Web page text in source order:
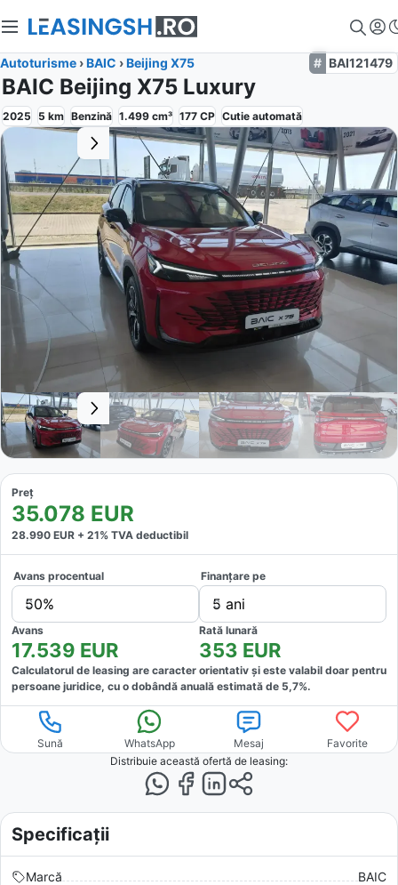
Autoturisme ›BAIC ›Beijing X75 BAI121479
BAIC Beijing X75 Luxury
2025 5 km Benzină 1.499 cm³ 177 CP Cutie automată
Preț
35.078 EUR
28.990 EUR + 21% TVA deductibil
Avans procentual
50%
Finanțare pe
5 ani
Avans
17.539 EUR
Rată lunară
353 EUR
Calculatorul de leasing are caracter orientativ și este valabil doar pentru
persoane juridice, cu o dobândă anuală estimată de 5,7%.
Sună WhatsApp Mesaj
Favorite
Distribuie această ofertă de leasing:
Specificații
Marcă
BAIC